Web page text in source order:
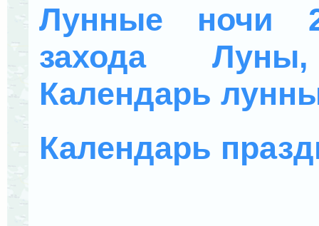
Лунные ночи
захода
Календарь
Календарь